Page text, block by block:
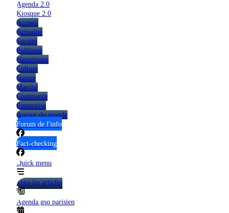
Agenda 2.0
Kiosque 2.0
Accueil
Actualité
Société
Politique
Numérique
Culture
Nature
Marché
Commerce
Entreprise
Autour du monde
Forum de l'info
Fact-checking
Quick menu
Tous les articles
Agenda gso parisien